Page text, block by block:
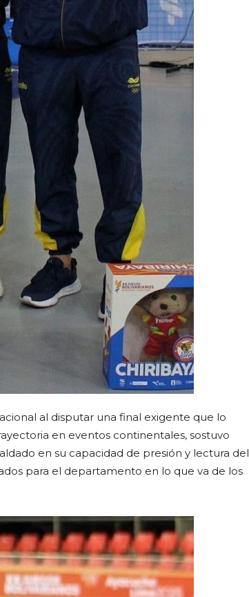
al disputar una final exigente que lo
en eventos continentales, sostuvo
en su capacidad de presión y lectura del
para el departamento en lo que va de los